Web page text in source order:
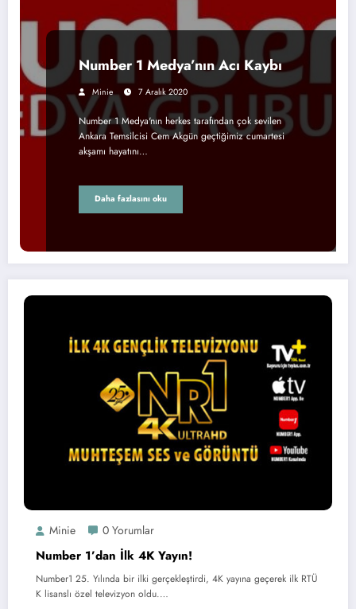
Number 1 Medya’nın Acı Kaybı
Minie 7 Aralık 2020
Number 1 Medya'nın herkes tarafından çok sevilen
Ankara Temsilcisi Cem Akgün geçtiğimiz cumartesi
akşamı hayatını…
Daha fazlasını oku
Minie 0 Yorumlar
Number 1’dan İlk 4K Yayın!
Number1 25. Yılında bir ilki gerçekleştirdi, 4K yayına geçerek ilk RTÜ
K lisanslı özel televizyon oldu.…